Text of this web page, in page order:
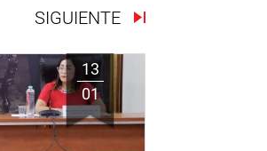
SIGUIENTE
13
01